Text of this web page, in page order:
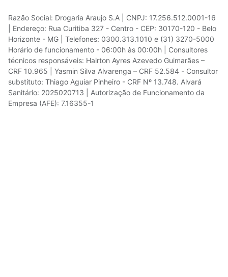
Razão Social: Drogaria Araujo S.A | CNPJ: 17.256.512.0001-16
| Endereço: Rua Curitiba 327 - Centro - CEP: 30170-120 - Belo
Horizonte - MG | Telefones: 0300.313.1010 e (31) 3270-5000
Horário de funcionamento - 06:00h às 00:00h | Consultores
técnicos responsáveis: Hairton Ayres Azevedo Guimarães –
CRF 10.965 | Yasmin Silva Alvarenga – CRF 52.584 - Consultor
substituto: Thiago Aguiar Pinheiro - CRF Nº 13.748. Alvará
Sanitário: 2025020713 | Autorização de Funcionamento da
Empresa (AFE): 7.16355-1